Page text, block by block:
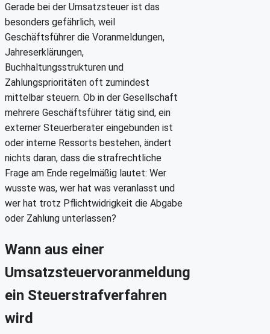
Gerade bei der Umsatzsteuer ist das
besonders gefährlich, weil
Geschäftsführer die Voranmeldungen,
Jahreserklärungen,
Buchhaltungsstrukturen und
Zahlungsprioritäten oft zumindest
mittelbar steuern. Ob in der Gesellschaft
mehrere Geschäftsführer tätig sind, ein
externer Steuerberater eingebunden ist
oder interne Ressorts bestehen, ändert
nichts daran, dass die strafrechtliche
Frage am Ende regelmäßig lautet: Wer
wusste was, wer hat was veranlasst und
wer hat trotz Pflichtwidrigkeit die Abgabe
oder Zahlung unterlassen?
Wann aus einer
Umsatzsteuervoranmeldung
ein Steuerstrafverfahren
wird